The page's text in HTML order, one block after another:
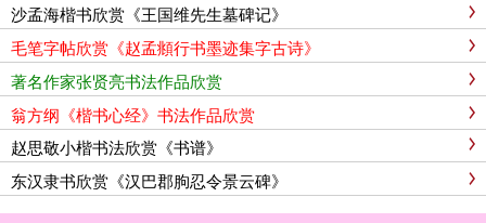
沙孟海楷书欣赏《王国维先生墓碑记》
毛笔字帖欣赏《赵孟頫行书墨迹集字古诗》
著名作家张贤亮书法作品欣赏
翁方纲《楷书心经》书法作品欣赏
赵思敬小楷书法欣赏《书谱》
东汉隶书欣赏《汉巴郡朐忍令景云碑》